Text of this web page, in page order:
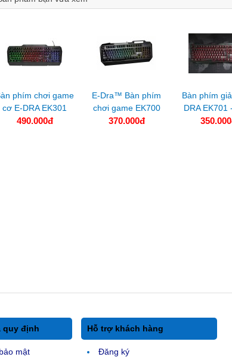
phím chơi game
cơ E-DRA EK301
490.000đ
E-Dra™ Bàn phím
chơi game EK700
370.000đ
Bàn phím
DRA EK701
quy định
mật
Hỗ trợ khách hàng
Đăng ký